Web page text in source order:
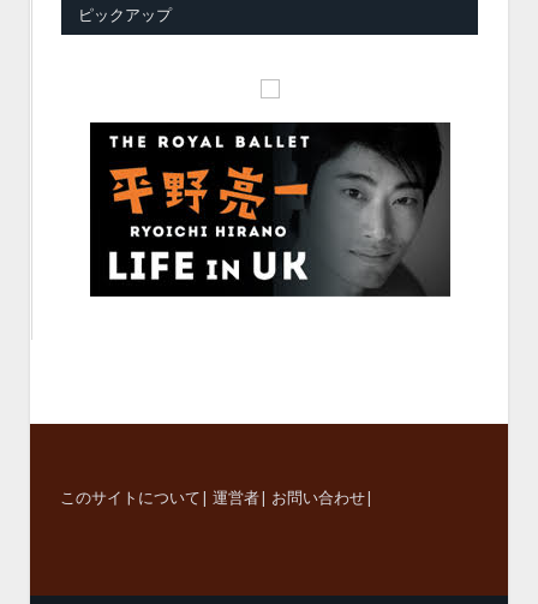
ピックアップ
このサイトについて| 運営者| お問い合わせ|